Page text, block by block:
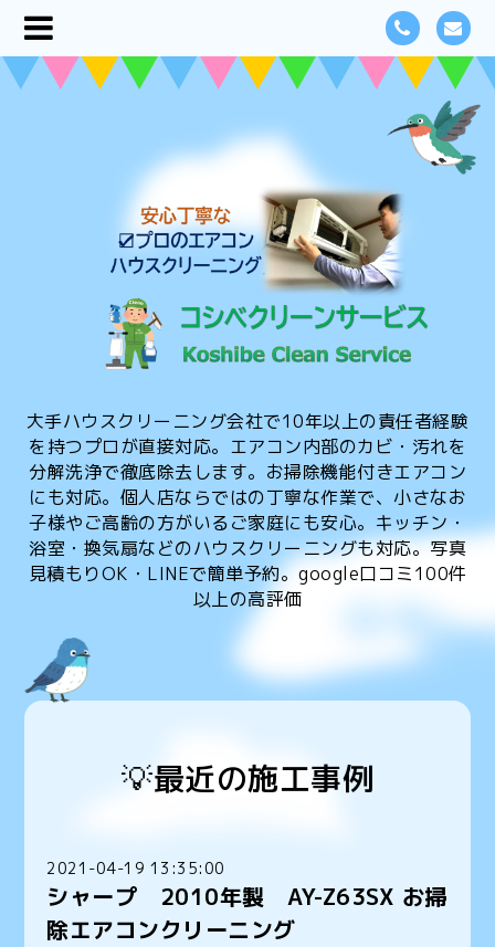
大手ハウスクリーニング会社で10年以上の責任者経験
を持つプロが直接対応。エアコン内部のカビ・汚れを
分解洗浄で徹底除去します。お掃除機能付きエアコン
にも対応。個人店ならではの丁寧な作業で、小さなお
子様やご高齢の方がいるご家庭にも安心。キッチン・
浴室・換気扇などのハウスクリーニングも対応。写真
見積もりOK・LINEで簡単予約。google口コミ100件
以上の高評価
💡最近の施工事例
2021-04-19 13:35:00
シャープ 2010年製 AY-Z63SX お掃
除エアコンクリーニング